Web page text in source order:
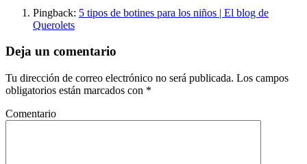
Pingback: 5 tipos de botines para los niños | El blog de
Querolets
Deja un comentario
Tu dirección de correo electrónico no será publicada. Los campos
obligatorios están marcados con *
Comentario